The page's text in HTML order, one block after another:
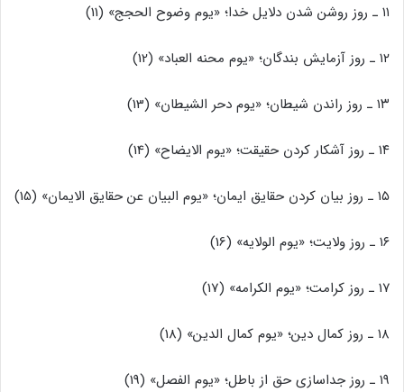
۱۱ ـ روز روشن شدن دلایل خدا؛ «یوم وضوح الحجج» (11)
۱۲ ـ روز آزمایش بندگان؛ «یوم محنه العباد» (12)
۱۳ ـ روز راندن شیطان؛ «یوم دحر الشیطان» (13)
۱۴ ـ روز آشکار کردن حقیقت؛ «یوم الایضاح» (14)
۱۵ ـ روز بیان کردن حقایق ایمان؛ «یوم البیان عن حقایق الایمان» (15)
۱۶ ـ روز ولایت؛ «یوم الولایه» (16)
۱۷ ـ روز کرامت؛ «یوم الکرامه» (17)
۱۸ ـ روز کمال دین؛ «یوم کمال الدین» (18)
۱۹ ـ روز جداسازی حق از باطل؛ «یوم الفصل» (19)